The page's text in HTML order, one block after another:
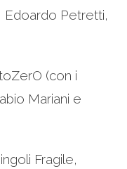
Edoardo Petretti,
(con i
Mariani e
Fragile,